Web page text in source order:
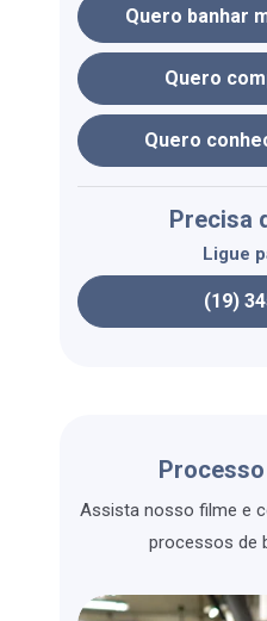
Quero banhar
Quero
Quero
Precisa
Ligue
(19)
Assista nosso filme e
processos de